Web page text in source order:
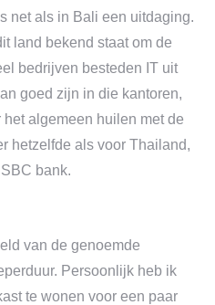
net als in Bali een uitdaging.
land bekend staat om de
bedrijven besteden IT uit
goed zijn in die kantoren,
algemeen huilen met de
hetzelfde als voor Thailand,
bank.
van de genoemde
Persoonlijk heb ik
te wonen voor een paar